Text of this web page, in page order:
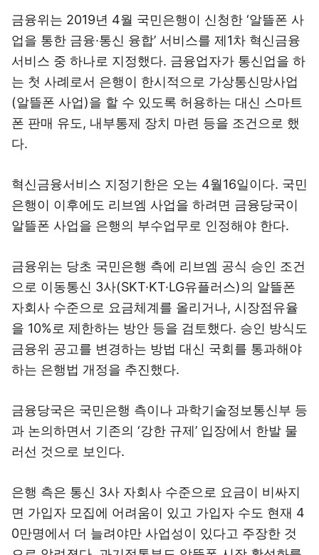
금융위는 2019년 4월 국민은행이 신청한 ‘알뜰폰 사
업을 통한 금융·통신 융합’ 서비스를 제1차 혁신금융
서비스 중 하나로 지정했다. 금융업자가 통신업을 하
는 첫 사례로서 은행이 한시적으로 가상통신망사업
(알뜰폰 사업)을 할 수 있도록 허용하는 대신 스마트
폰 판매 유도, 내부통제 장치 마련 등을 조건으로 했
다.
혁신금융서비스 지정기한은 오는 4월16일이다. 국민
은행이 이후에도 리브엠 사업을 하려면 금융당국이
알뜰폰 사업을 은행의 부수업무로 인정해야 한다.
금융위는 당초 국민은행 측에 리브엠 공식 승인 조건
으로 이동통신 3사(SKT·KT·LG유플러스)의 알뜰폰
자회사 수준으로 요금체계를 올리거나, 시장점유율
을 10%로 제한하는 방안 등을 검토했다. 승인 방식도
금융위 공고를 변경하는 방법 대신 국회를 통과해야
하는 은행법 개정을 추진했다.
금융당국은 국민은행 측이나 과학기술정보통신부 등
과 논의하면서 기존의 ‘강한 규제’ 입장에서 한발 물
러선 것으로 보인다.
은행 측은 통신 3사 자회사 수준으로 요금이 비싸지
면 가입자 모집에 어려움이 있고 가입자 수도 현재 4
0만명에서 더 늘려야만 사업성이 있다고 주장한 것